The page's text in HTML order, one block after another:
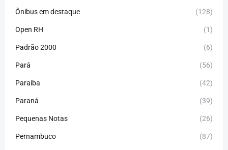
Ônibus em destaque (128)
Open RH (1)
Padrão 2000 (6)
Pará (56)
Paraíba (42)
Paraná (39)
Pequenas Notas (26)
Pernambuco (87)